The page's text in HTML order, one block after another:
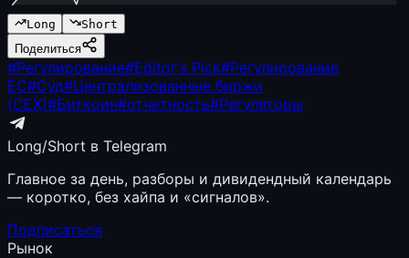
Long
Short
Поделиться
#Регулирование#Editor's Pick#Регулирование
ЕС#Суд#Централизованные биржи
(CEX)#Биткоин#отчетность#Регуляторы
Long/Short в Telegram
Главное за день, разборы и дивидендный календарь
— коротко, без хайпа и «сигналов».
Подписаться
Рынок